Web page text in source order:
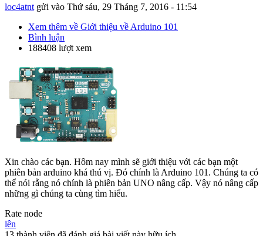
loc4atnt gửi vào Thứ sáu, 29 Tháng 7, 2016 - 11:54
Xem thêm về Giới thiệu về Arduino 101
Bình luận
188408 lượt xem
Xin chào các bạn. Hôm nay mình sẽ giới thiệu với các bạn một
phiên bản arduino khá thú vị. Đó chính là Arduino 101. Chúng ta có
thể nói rằng nó chính là phiên bản UNO nâng cấp. Vậy nó nâng cấp
những gì chúng ta cùng tìm hiểu.
Rate node
lên